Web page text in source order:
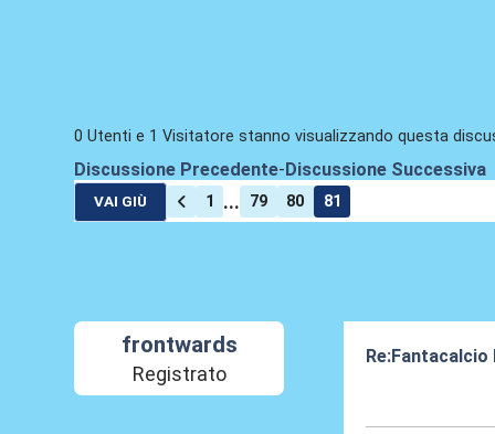
0 Utenti e 1 Visitatore stanno visualizzando questa
Discussione Precedente- Discussione Successiva
VAI GIÙ 1 ... 79 80 81
frontwards
Registrato